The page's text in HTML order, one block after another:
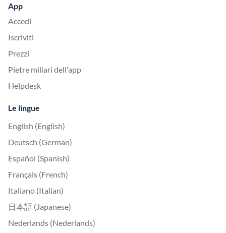
App
Accedi
Iscriviti
Prezzi
Pietre miliari dell'app
Helpdesk
Le lingue
English (English)
Deutsch (German)
Español (Spanish)
Français (French)
Italiano (Italian)
日本語 (Japanese)
Nederlands (Nederlands)